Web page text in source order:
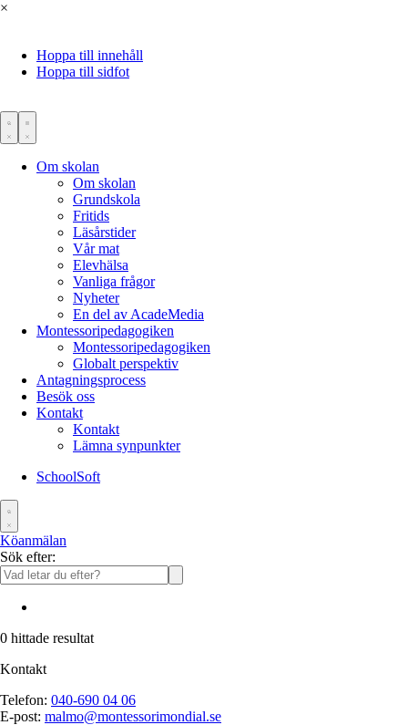
×
Hoppa till innehåll
Hoppa till sidfot
Om skolan
Om skolan
Grundskola
Fritids
Läsårstider
Vår mat
Elevhälsa
Vanliga frågor
Nyheter
En del av AcadeMedia
Montessoripedagogiken
Montessoripedagogiken
Globalt perspektiv
Antagningsprocess
Besök oss
Kontakt
Kontakt
Lämna synpunkter
SchoolSoft
Köanmälan
Sök efter:
0 hittade resultat
Kontakt
Telefon: 040-690 04 06
E-post: malmo@montessorimondial.se